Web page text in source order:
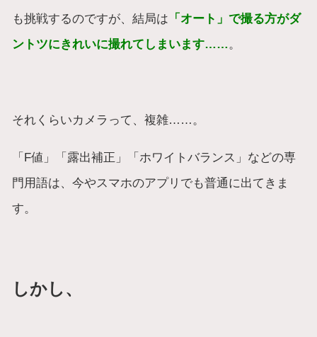
も挑戦するのですが、結局は 「オート」で撮る方がダ
ントツにきれいに撮れてしまいます……。
それくらいカメラって、複雑……。
「F値」「露出補正」「ホワイトバランス」などの専
門用語は、今やスマホのアプリでも普通に出てきま
す。
しかし、